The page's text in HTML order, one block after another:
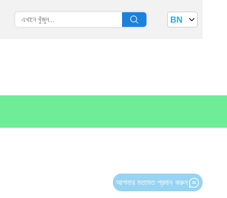
BN
আপনার মতামত প্রদান করুন